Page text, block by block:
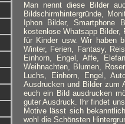
Man nennt diese Bilder
Bildschirmhintergründe,
Iphon Bilder, Smartphone
kostenlose Whatsapp
für Kinder usw. Wir haben
Winter, Ferien, Fantasy,
Einhorn, Engel, Affe,
Weihnachten, Blumen,
Luchs, Einhorn, Engel,
Ausdrucken und Bilder zum
euch ein Bild ausdrucken
guter Ausdruck. Ihr findet
Motive lässt sich
wohl die Schönsten